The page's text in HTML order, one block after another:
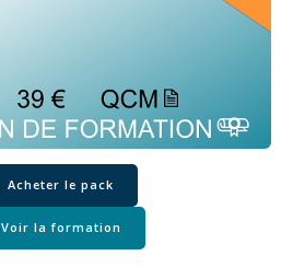
Acheter le pack
Voir la formation